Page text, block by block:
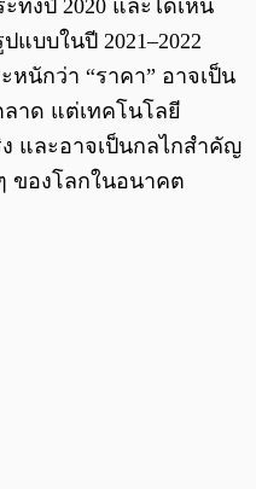
ทิงปี 2020 และได้เห็น
แบบในปี 2021–2022
นักว่า “ราคา” อาจเป็น
าด แต่เทคโนโลยี
และอาจเป็นกลไกสำคัญ
ของโลกในอนาคต